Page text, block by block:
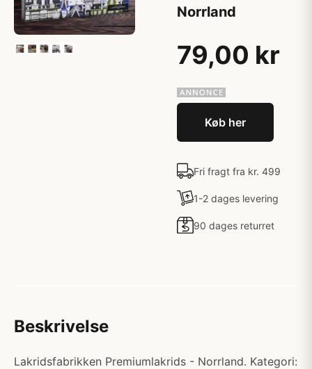
Norrland
79,00 kr
Køb her
Fri fragt fra kr. 499
1-2 dages levering
90 dages returret
Beskrivelse
Lakridsfabrikken Premiumlakrids - Norrland. Kategori: